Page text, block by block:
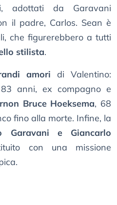
adottati da Garavani
il padre, Carlos. Sean è
che figurerebbero a tutti
stilista.
amori di Valentino:
anni, ex compagno e
Bruce Hoeksema, 68
fino alla morte. Infine, la
Garavani e Giancarlo
con una missione